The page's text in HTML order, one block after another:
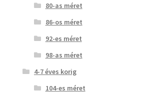
80-as méret
86-os méret
92-es méret
98-as méret
4-7 éves korig
104-es méret